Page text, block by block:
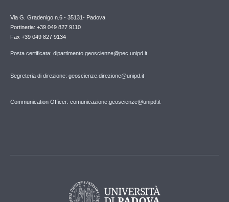
Via G. Gradenigo n.6 - 35131- Padova
Portineria: +39 049 827 9110
Fax +39 049 827 9134
Posta certificata: dipartimento.geoscienze@pec.unipd.it
Segreteria di direzione: geoscienze.direzione@unipd.it
Communication Officer: comunicazione.geoscienze@unipd.it